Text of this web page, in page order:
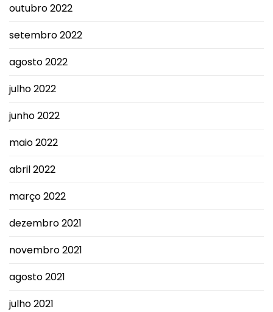
outubro 2022
setembro 2022
agosto 2022
julho 2022
junho 2022
maio 2022
abril 2022
março 2022
dezembro 2021
novembro 2021
agosto 2021
julho 2021